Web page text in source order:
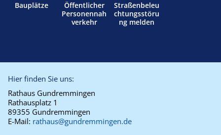
Bauplätze
Öffentlicher
Personennah
verkehr
Straßenbeleu
chtungsstöru
ng melden
Hier finden Sie uns:
Rathaus Gundremmingen
Rathausplatz 1
89355 Gundremmingen
E-Mail: rathaus@gundremmingen.de